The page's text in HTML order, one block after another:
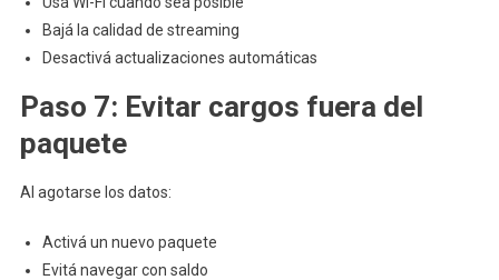
Bajá la calidad de streaming
Desactivá actualizaciones automáticas
Paso 7: Evitar cargos fuera del
paquete
Al agotarse los datos:
Activá un nuevo paquete
Evitá navegar con saldo